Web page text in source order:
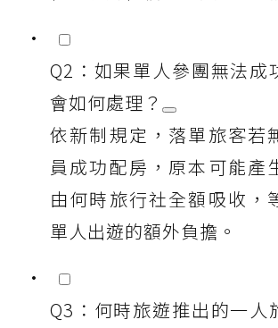
Q2：如果單人參團無法成
會如何處理？
依新制規定，落單旅客若
員成功配房，原本可能產
由何時旅行社全額吸收，
單人出遊的額外負擔。
Q3：何時旅遊推出的一人